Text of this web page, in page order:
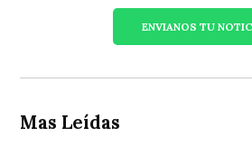
ENVIANOS TU
Mas Leídas